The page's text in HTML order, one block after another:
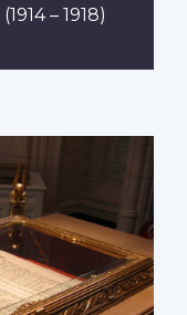
(1914 – 1918)